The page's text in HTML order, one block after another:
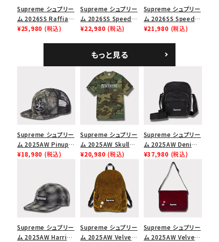
Supreme シュプリー
ム 2026SS Raffia
Mesh Back 5-Panel
¥25,980 (税込)
Supreme シュプリー
ム 2026SS Speed
Tee スピードTシャツ
¥22,980 (税込)
Supreme シュプリー
ム 2026SS Speed
Tee スピードTシャツ
¥21,980 (税込)
もっと見る
Supreme シュプリー
ム 2025AW Pinup
Mesh Back 5-Panel
ップ トゥルーティン
バーHTC フォールカ
¥18,980 (税込)
Supreme シュプリー
ム 2025AW Skull
Tee スカル Tシャ
ツ ウッドランドカモ
¥20,980 (税込)
Supreme シュプリー
ム 2025AW Denim
Shoulder Bag デニ
ム ショルダーバッグ
¥37,980 (税込)
Supreme シュプリー
ム 2025AW Harris
Supreme シュプリー
ム 2025AW Velvet
Supreme シュプリー
ム 2025AW Velvet